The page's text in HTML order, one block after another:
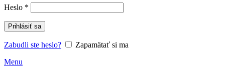
Heslo *
Prihlásiť sa
Zabudli ste heslo?
Zapamätať si ma
Menu